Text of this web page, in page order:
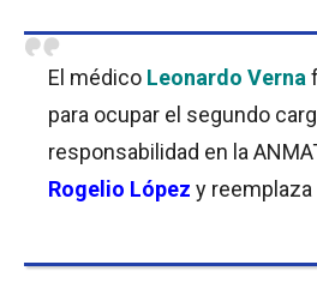
El médico Leonardo Verna
para ocupar el segundo
responsabilidad en la
Rogelio López y reemplaza